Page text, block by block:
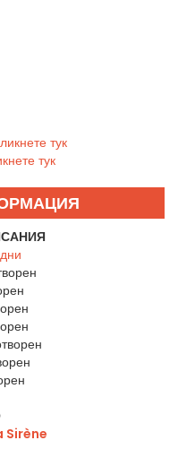
тук
тук
Sirène